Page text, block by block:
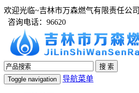
欢迎光临~吉林市万森燃气有限责任公司
咨询电话：96620
Toggle navigation 导航菜单